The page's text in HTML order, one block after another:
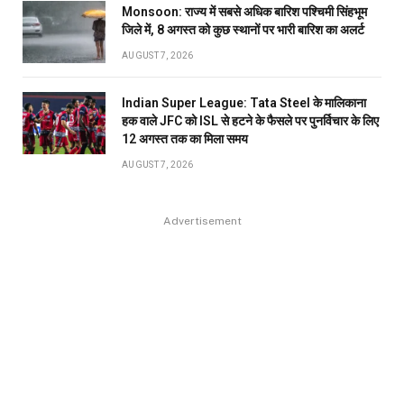
Monsoon: राज्य में सबसे अधिक बारिश पश्चिमी सिंहभूम
जिले में, 8 अगस्त को कुछ स्थानों पर भारी बारिश का अलर्ट
AUGUST 7, 2026
Indian Super League: Tata Steel के मालिकाना
हक वाले JFC को ISL से हटने के फैसले पर पुनर्विचार के लिए
12 अगस्त तक का मिला समय
AUGUST 7, 2026
Advertisement